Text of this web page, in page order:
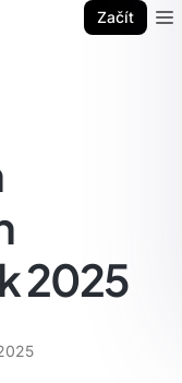
Začít
2025